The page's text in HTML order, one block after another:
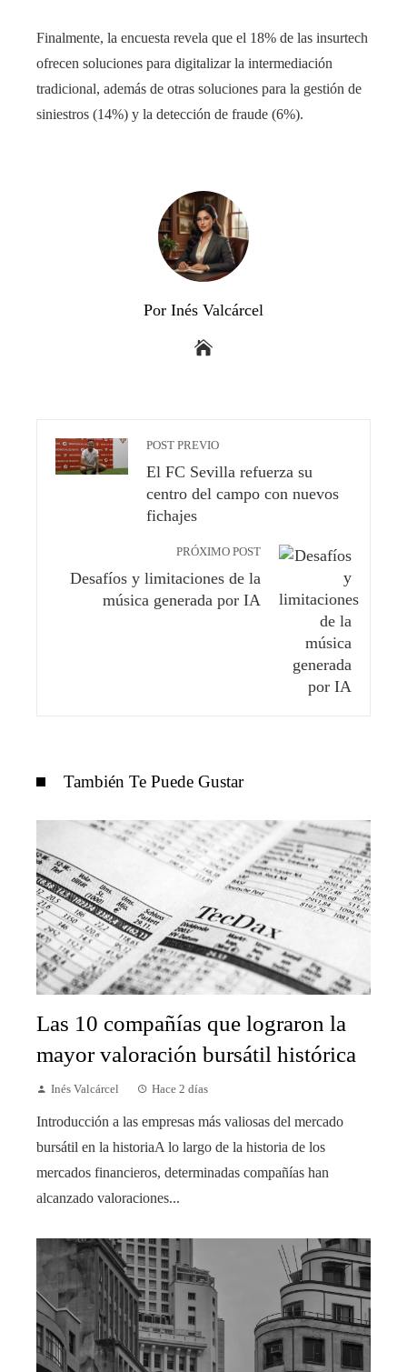
Finalmente, la encuesta revela que el 18% de las insurtech
ofrecen soluciones para digitalizar la intermediación
tradicional, además de otras soluciones para la gestión de
siniestros (14%) y la detección de fraude (6%).
Por Inés Valcárcel
POST PREVIO
El FC Sevilla refuerza su
centro del campo con nuevos
fichajes
PRÓXIMO POST
Desafíos y limitaciones de la
música generada por IA
También Te Puede Gustar
Las 10 compañías que lograron la
mayor valoración bursátil histórica
Inés Valcárcel Hace 2 días
Introducción a las empresas más valiosas del mercado
bursátil en la historiaA lo largo de la historia de los
mercados financieros, determinadas compañías han
alcanzado valoraciones...